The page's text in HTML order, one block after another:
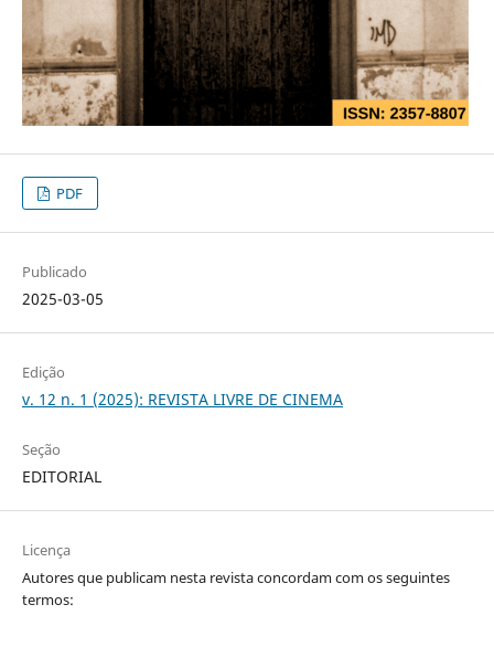
PDF
Publicado
2025-03-05
Edição
v. 12 n. 1 (2025): REVISTA LIVRE DE CINEMA
Seção
EDITORIAL
Licença
Autores que publicam nesta revista concordam com os seguintes
termos: